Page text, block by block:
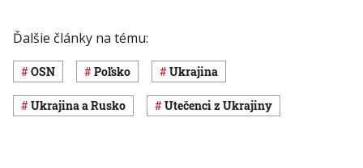
Ďalšie články na tému:
OSN Poľsko Ukrajina
Ukrajina a Rusko utečenci z Ukrajiny